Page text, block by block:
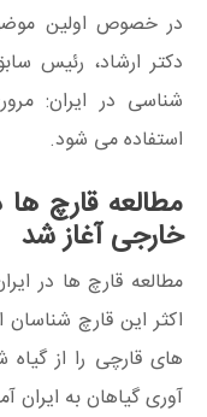
در خصوص اولین
دکتر ارشاد، رئیس
شناسی در ایران:
استفاده می شود.
مطالعه قارچ
خارجی آغاز شد
مطالعه قارچ ها در
اکثر این قارچ شناسان
های قارچی را از
آوری گیاهان به ایران